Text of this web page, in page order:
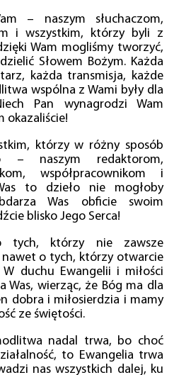
– naszym słuchaczom,
i wszystkim, którzy byli z
Wam mogliśmy tworzyć,
Słowem Bożym. Każda
każda transmisja, każde
wspólna z Wami były dla
Pan wynagrodzi Wam
okazaliście!
którzy w różny sposób
– naszym redaktorom,
współpracownikom i
to dzieło nie mogłoby
Was obficie swoim
blisko Jego Serca!
tych, którzy nie zawsze
o tych, którzy otwarcie
duchu Ewangelii i miłości
Was, wierząc, że Bóg ma dla
dobra i miłosierdzia i mamy
ze świętości.
nadal trwa, bo choć
to Ewangelia trwa
nas wszystkich dalej, ku